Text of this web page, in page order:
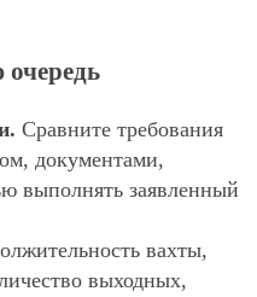
Сравните требования
документами,
выполнять заявленный
вахты,
выходных,